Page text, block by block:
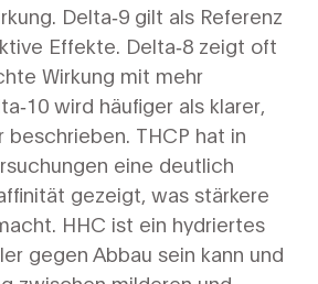
Delta‑9 gilt als Referenz
Effekte. Delta‑8 zeigt oft
Wirkung mit mehr
wird häufiger als klarer,
THCP hat in
eine deutlich
gezeigt, was stärkere
HHC ist ein hydriertes
gegen Abbau sein kann und